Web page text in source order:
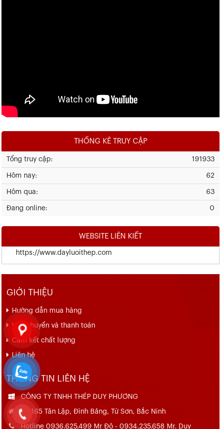
THỐNG KÊ TRUY CẬP
191933
Tổng truy cập:
62
Hôm nay:
63
Hôm qua:
0
Đang online:
WEBSITE LIÊN KIẾT
https://www.dayluoithep.com
GIỚI THIỆU
Hướng dẫn mua hàng
Vận chuyển và thanh toán
Cam kết chất lượng
Liên hệ
THÔNG TIN LIÊN HỆ
CÔNG TY TNHH THÉP DUY PHƯƠNG
Số 165 Tân Lập, Đình Bảng, Từ Sơn, Bắc Ninh
Hotline 0936.625.499 Mr Đô - 0934.235.658 Mr. Duy